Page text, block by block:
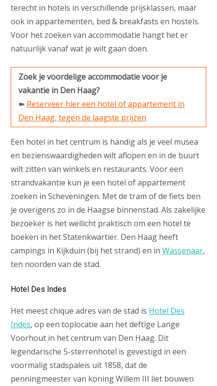
terecht in hotels in verschillende prijsklassen, maar
ook in appartementen, bed & breakfasts en hostels.
Voor het zoeken van accommodatie hangt het er
natuurlijk vanaf wat je wilt gaan doen.
Zoek je voordelige accommodatie voor je
vakantie in Den Haag?
➽ Reserveer hier een hotel of appartement in
Den Haag, tegen de laagste prijzen
Een hotel in het centrum is handig als je veel musea
en bezienswaardigheden wilt aflopen en in de buurt
wilt zitten van winkels en restaurants. Voor een
strandvakantie kun je een hotel of appartement
zoeken in Scheveningen. Met de tram of de fiets ben
je overigens zo in de Haagse binnenstad. Als zakelijke
bezoeker is het wellicht praktisch om een hotel te
boeken in het Statenkwartier. Den Haag heeft
campings in Kijkduin (bij het strand) en inWassenaar,
ten noorden van de stad.
Hotel Des Indes
Het meest chique adres van de stad is Hotel Des
Indes, op een toplocatie aan het deftige Lange
Voorhout in het centrum van Den Haag. Dit
legendarische 5-sterrenhotel is gevestigd in een
voormalig stadspaleis uit 1858, dat de
penningmeester van koning Willem III liet bouwen